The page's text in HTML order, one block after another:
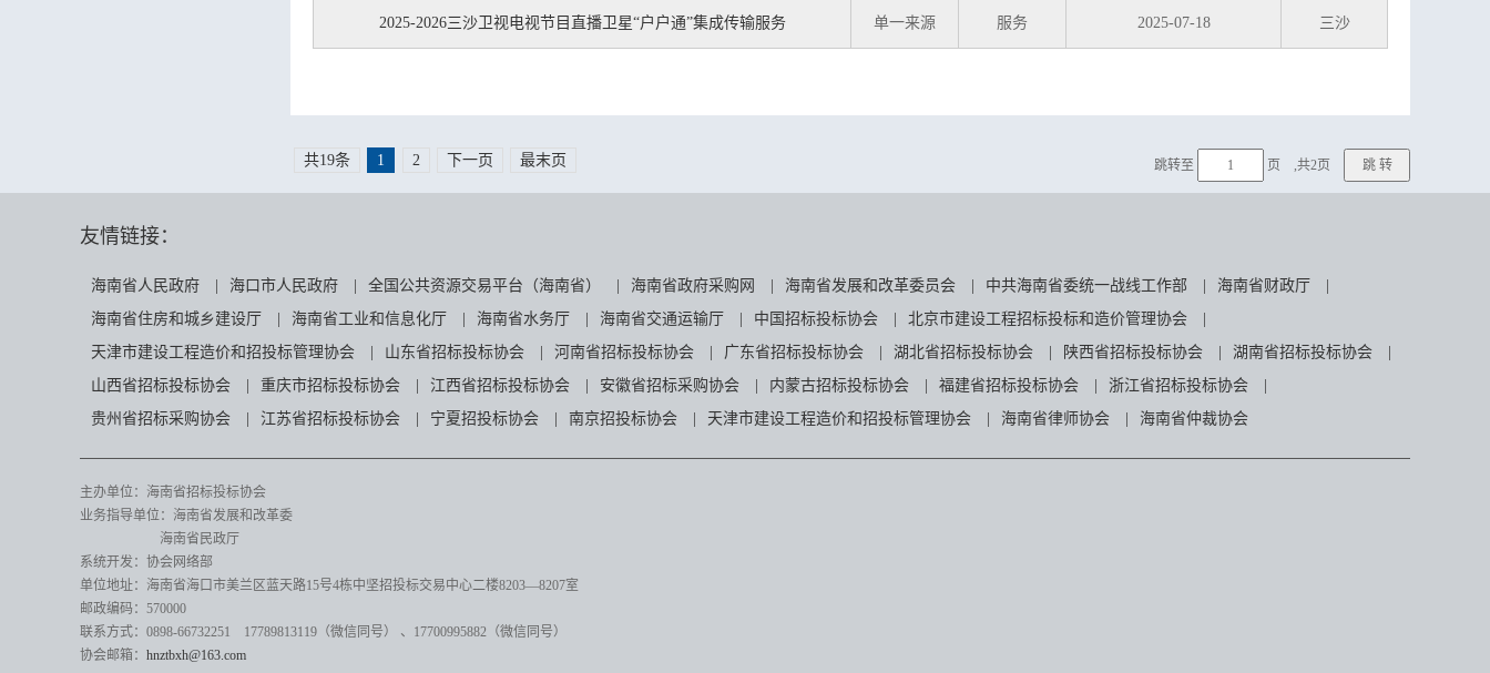
2025-2026三沙卫视电视节目直播卫星“户户通”集成传输服务 单一来源 服务 2025-07-18 三沙
共19条 1 2 下一页 最末页 跳转至 页 ,共2页
友情链接：
海南省人民政府 海口市人民政府 全国公共资源交易平台（海南省） 海南省政府采购网 海南省发展和改革委员会 中共海南省委统一战线工作部 海南省财政厅
海南省住房和城乡建设厅
海南省工业和信息化厅 海南省水务厅 海南省交通运输厅 中国招标投标协会 北京市建设工程招标投标和造价管理协会
天津市建设工程造价和招投标管理协会
山东省招标投标协会 河南省招标投标协会 广东省招标投标协会 湖北省招标投标协会 陕西省招标投标协会 湖南省招标投标协会
山西省招标投标协会
重庆市招标投标协会 江西省招标投标协会 安徽省招标采购协会 内蒙古招标投标协会 福建省招标投标协会 浙江省招标投标协会
贵州省招标采购协会
江苏省招标投标协会 宁夏招投标协会 南京招投标协会 天津市建设工程造价和招投标管理协会 海南省律师协会 海南省仲裁协会
主办单位：海南省招标投标协会
业务指导单位：海南省发展和改革委
海南省民政厅
系统开发：协会网络部
单位地址：海南省海口市美兰区蓝天路15号4栋中坚招投标交易中心二楼8203—8207室
邮政编码：570000
联系方式：0898-66732251 17789813119（微信同号）
、17700995882 （微信同号）
协会邮箱： hnztbxh@163.com